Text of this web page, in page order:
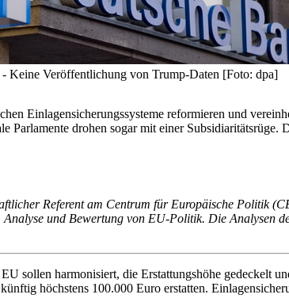
Keine Veröffentlichung von Trump-Daten [Foto: dpa]
Einlagensicherungssysteme reformieren und
Parlamente drohen sogar mit einer
Referent am Centrum für Europäische Politik
Analyse und Bewertung von EU-Politik. Die
sollen harmonisiert, die Erstattungshöhe gedeckelt
höchstens 100.000 Euro erstatten.